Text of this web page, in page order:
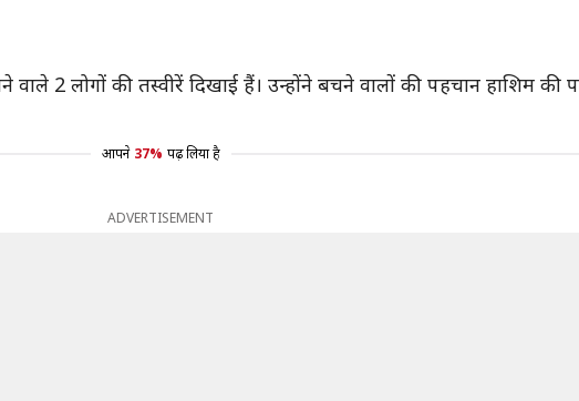
2 लोगों की तस्वीरें दिखाई हैं। उन्होंने बचने वालों की पहचान हाशिम
आपने 37% पढ़ लिया है
ADVERTISEMENT